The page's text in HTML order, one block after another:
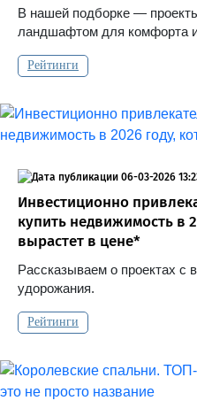
В нашей подборке —
ландшафтом для комфорта
Рейтинги
Инвестиционно
купить недвижимость в
вырастет в цене*
Рассказываем о проектах с
удорожания.
Рейтинги
06-03-2026